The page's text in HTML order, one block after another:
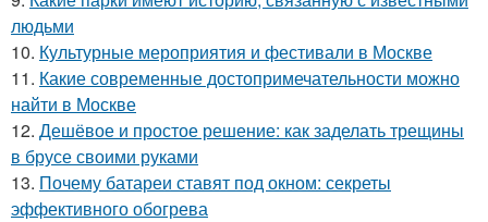
людьми
10. Культурные мероприятия и фестивали в Москве
11. Какие современные достопримечательности можно
найти в Москве
12. Дешёвое и простое решение: как заделать трещины
в брусе своими руками
13. Почему батареи ставят под окном: секреты
эффективного обогрева